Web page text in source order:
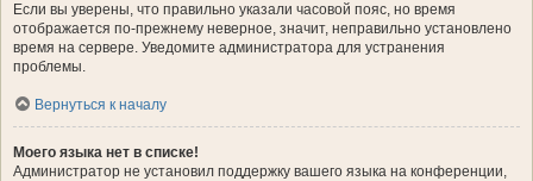
Если вы уверены, что правильно указали часовой пояс, но время
отображается по-прежнему неверное, значит, неправильно установлено
время на сервере. Уведомите администратора для устранения
проблемы.
Вернуться к началу
Моего языка нет в списке!
Администратор не установил поддержку вашего языка на конференции,